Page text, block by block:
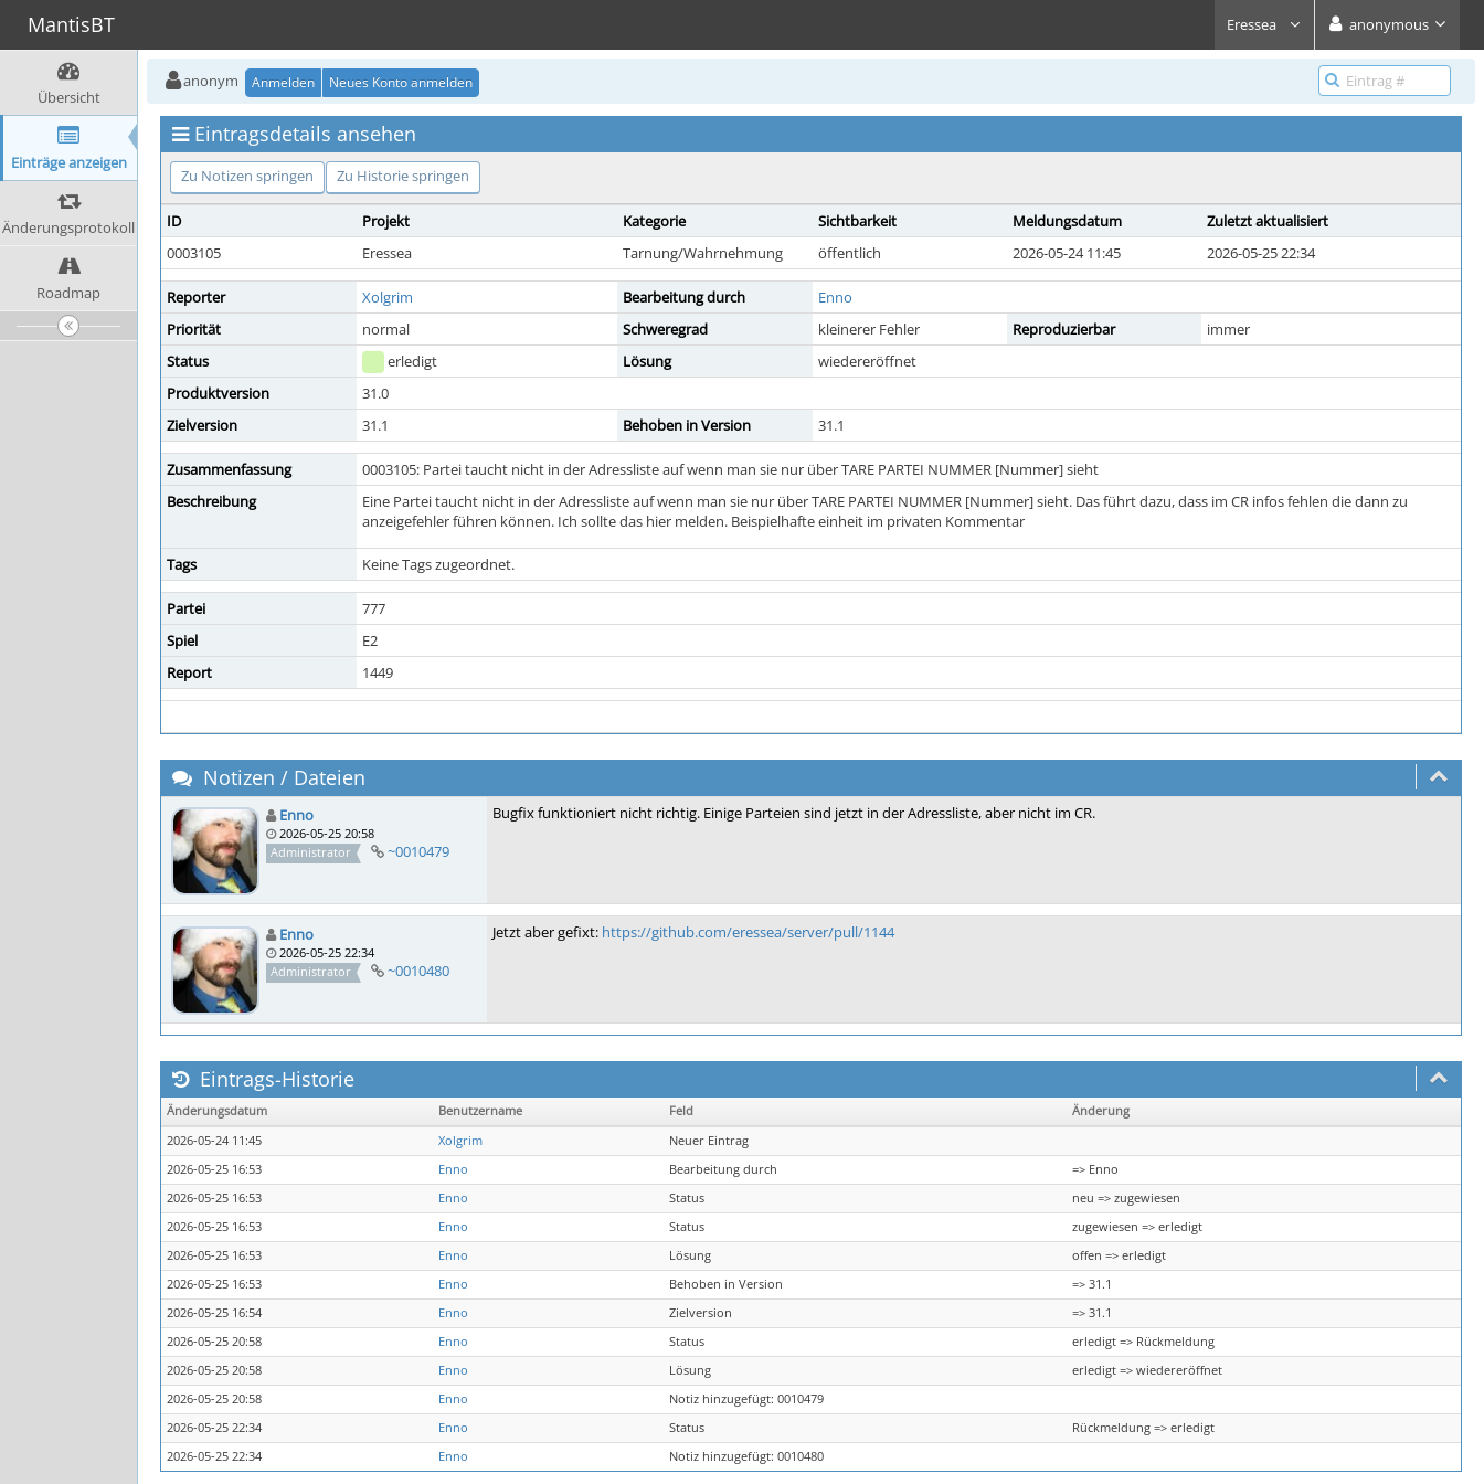
MantisBT Eressea anonymous
Übersicht
Einträge anzeigen
Änderungsprotokoll
Roadmap
anonym Anmelden Neues Konto anmelden
Eintragsdetails ansehen
Zu Notizen springen Zu Historie springen
ID Projekt Kategorie Sichtbarkeit Meldungsdatum
Zuletzt aktualisiert
0003105
Eressea Tarnung/Wahrnehmung öffentlich 2026-05-24 11:45 2026-05-25 22:34
Reporter Xolgrim Bearbeitung durch
Enno
Priorität
normal Schweregrad kleinerer Fehler Reproduzierbar
immer
Status
erledigt Lösung
wiedereröffnet
Produktversion
31.0
Zielversion
31.1 Behoben in Version 31.1
Zusammenfassung
0003105: Partei taucht nicht in der Adressliste auf wenn man sie nur über TARE PARTEI NUMMER [Nummer] sieht
Beschreibung
Eine Partei taucht nicht in der Adressliste auf wenn man sie nur über TARE PARTEI NUMMER [Nummer] sieht. Das führt dazu, dass im CR infos fehlen die dann zu
anzeigefehler führen können. Ich sollte das hier melden. Beispielhafte einheit im privaten Kommentar
Tags Keine Tags zugeordnet.
Partei
777
Spiel
E2
Report
1449
Notizen / Dateien
Enno
2026-05-25 20:58
Administrator
~0010479
Bugfix funktioniert nicht richtig. Einige Parteien sind jetzt in der Adressliste, aber nicht im CR.
Enno
2026-05-25 22:34
Administrator
~0010480
Jetzt aber gefixt: https://github.com/eressea/server/pull/1144
Eintrags-Historie
Änderungsdatum Benutzername Feld
Änderung
2026-05-24 11:45
Xolgrim
Neuer Eintrag
2026-05-25 16:53
Enno Bearbeitung durch
=> Enno
2026-05-25 16:53
Enno Status
neu => zugewiesen
2026-05-25 16:53
Enno Status
zugewiesen => erledigt
2026-05-25 16:53
Enno Lösung
offen => erledigt
2026-05-25 16:53
Enno Behoben in Version
=> 31.1
2026-05-25 16:54
Enno Zielversion
=> 31.1
2026-05-25 20:58
Enno Status
erledigt => Rückmeldung
2026-05-25 20:58
Enno Lösung
erledigt => wiedereröffnet
2026-05-25 20:58
Enno
Notiz hinzugefügt: 0010479
2026-05-25 22:34
Enno Status
Rückmeldung => erledigt
2026-05-25 22:34
Enno Notiz hinzugefügt: 0010480